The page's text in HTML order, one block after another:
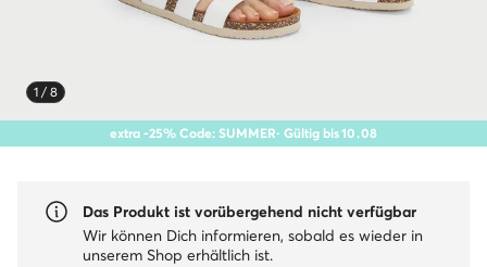
1 / 8
extra -25% Code: SUMMER· Gültig bis10.08
Das Produkt ist vorübergehend nicht verfügbar
Wir können Dich informieren, sobald es wieder in
unserem Shop erhältlich ist.